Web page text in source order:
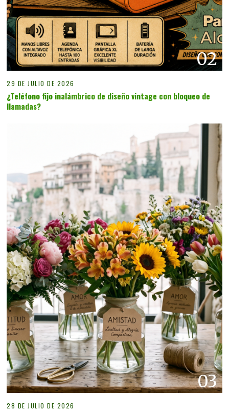
02
29 DE JULIO DE 2026
¿Teléfono fijo inalámbrico de diseño vintage con bloqueo de
llamadas?
03
28 DE JULIO DE 2026